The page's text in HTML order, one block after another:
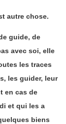
autre chose.
guide, de
avec soi, elle
les traces
les guider, leur
en cas de
et qui les a
biens